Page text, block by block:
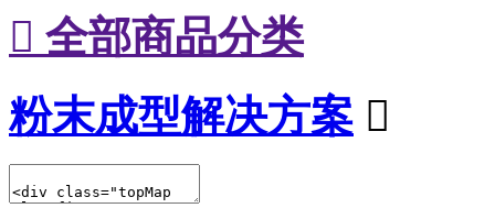
 全部商品分类
粉末成型解决方案 